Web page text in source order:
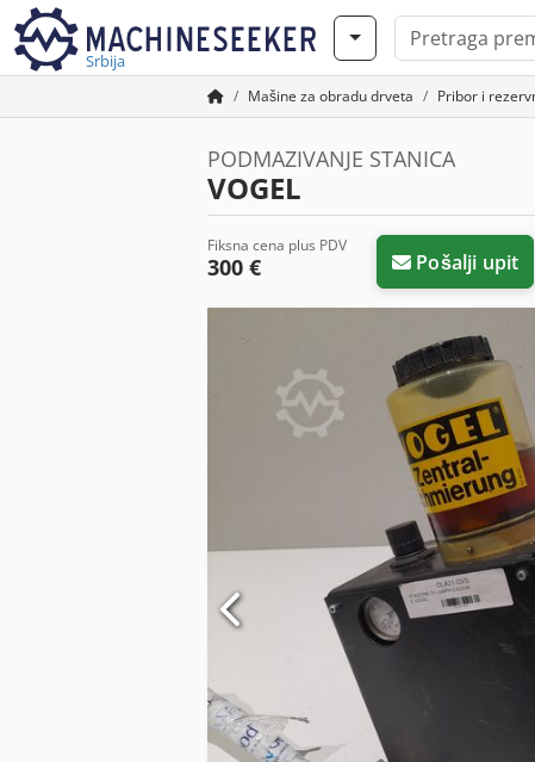
Srbija
Mašine za obradu drveta Pribor i
PODMAZIVANJE STANICA
VOGEL
Fiksna cena plus PDV
300 € Pošalji upit